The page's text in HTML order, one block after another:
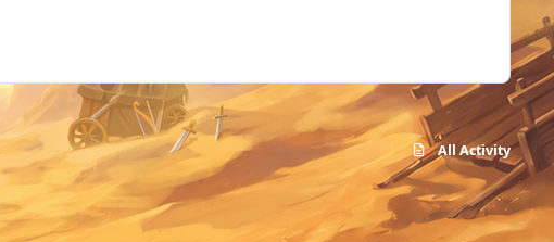
All Activity